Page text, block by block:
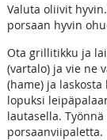
Valuta oliivit
porsaan hyvin
Ota grillitikku ja
(vartalo) ja vie ne
(hame) ja
lopuksi
lautasella.
porsaanviipaletta.